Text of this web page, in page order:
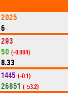
2025
6
293
50 (-0.004)
8.33
1445 (-0.1)
26851 (-53.2)